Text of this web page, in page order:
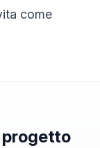
come
progetto